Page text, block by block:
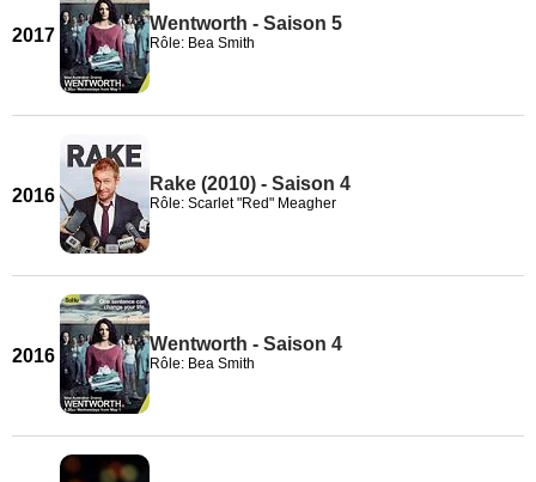
2017
Wentworth - Saison 5
Rôle: Bea Smith
2016
Rake (2010) - Saison 4
Rôle: Scarlet "Red" Meagher
2016
Wentworth - Saison 4
Rôle: Bea Smith